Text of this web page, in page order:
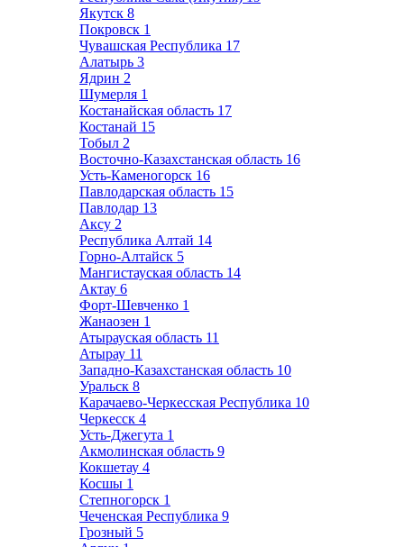
Якутск 8
Покровск 1
Чувашская Республика 17
Алатырь 3
Ядрин 2
Шумерля 1
Костанайская область 17
Костанай 15
Тобыл 2
Восточно-Казахстанская область 16
Усть-Каменогорск 16
Павлодарская область 15
Павлодар 13
Аксу 2
Республика Алтай 14
Горно-Алтайск 5
Мангистауская область 14
Актау 6
Форт-Шевченко 1
Жанаозен 1
Атырауская область 11
Атырау 11
Западно-Казахстанская область 10
Уральск 8
Карачаево-Черкесская Республика 10
Черкесск 4
Усть-Джегута 1
Акмолинская область 9
Кокшетау 4
Косшы 1
Степногорск 1
Чеченская Республика 9
Грозный 5